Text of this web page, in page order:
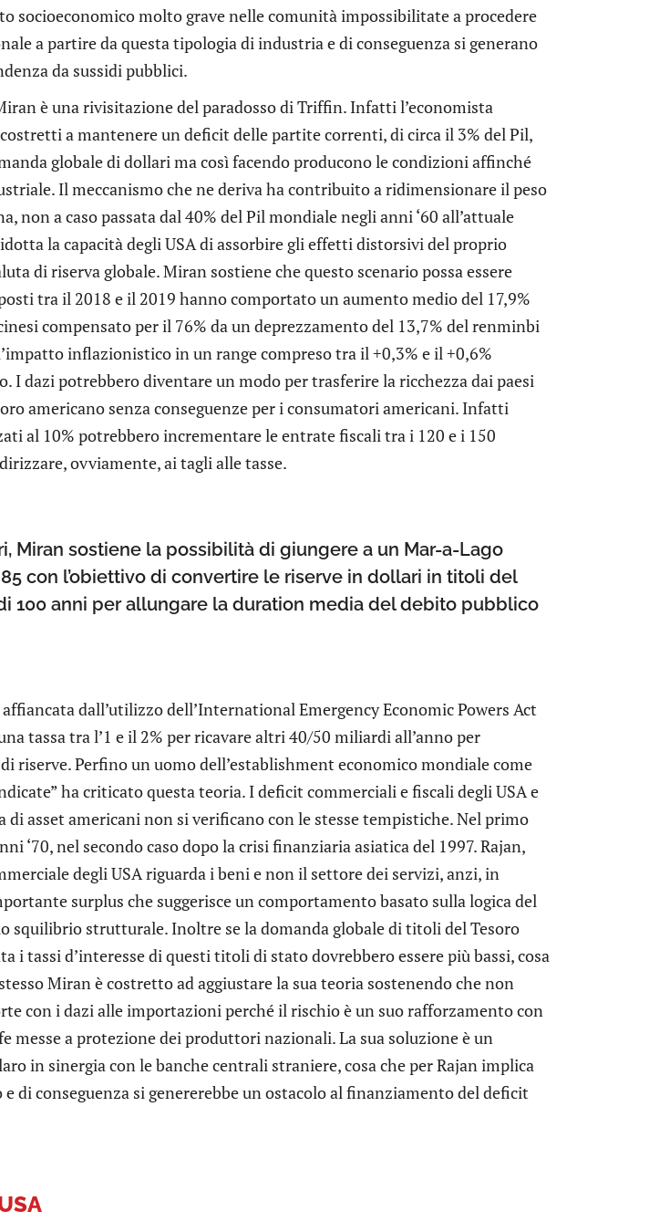
socioeconomico molto grave nelle comunità impossibilitate a procedere
a partire da questa tipologia di industria e di conseguenza si generano
da sussidi pubblici.
è una rivisitazione del paradosso di Triffin. Infatti l’economista
a mantenere un deficit delle partite correnti, di circa il 3% del Pil,
globale di dollari ma così facendo producono le condizioni affinché
Il meccanismo che ne deriva ha contribuito a ridimensionare il peso
non a caso passata dal 40% del Pil mondiale negli anni ‘60 all’attuale
la capacità degli USA di assorbire gli effetti distorsivi del proprio
di riserva globale. Miran sostiene che questo scenario possa essere
tra il 2018 e il 2019 hanno comportato un aumento medio del 17,9%
compensato per il 76% da un deprezzamento del 13,7% del renminbi
inflazionistico in un range compreso tra il +0,3% e il +0,6%
I dazi potrebbero diventare un modo per trasferire la ricchezza dai paesi
americano senza conseguenze per i consumatori americani. Infatti
al 10% potrebbero incrementare le entrate fiscali tra i 120 e i 150
ovviamente, ai tagli alle tasse.
Miran sostiene la possibilità di giungere a un Mar-a-Lago
con l’obiettivo di convertire le riserve in dollari in titoli del
100 anni per allungare la duration media del debito pubblico
dall’utilizzo dell’International Emergency Economic Powers Act
tassa tra l’1 e il 2% per ricavare altri 40/50 miliardi all’anno per
riserve. Perfino un uomo dell’establishment economico mondiale come
ha criticato questa teoria. I deficit commerciali e fiscali degli USA e
di asset americani non si verificano con le stesse tempistiche. Nel primo
‘70, nel secondo caso dopo la crisi finanziaria asiatica del 1997. Rajan,
degli USA riguarda i beni e non il settore dei servizi, anzi, in
surplus che suggerisce un comportamento basato sulla logica del
squilibrio strutturale. Inoltre se la domanda globale di titoli del Tesoro
i tassi d’interesse di questi titoli di stato dovrebbero essere più bassi, cosa
Miran è costretto ad aggiustare la sua teoria sostenendo che non
con i dazi alle importazioni perché il rischio è un suo rafforzamento con
messe a protezione dei produttori nazionali. La sua soluzione è un
in sinergia con le banche centrali straniere, cosa che per Rajan implica
di conseguenza si genererebbe un ostacolo al finanziamento del deficit